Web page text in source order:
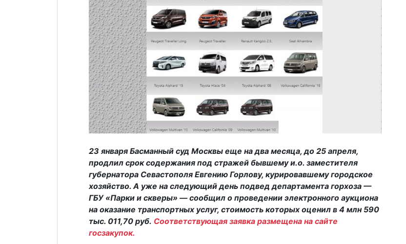
23 января Басманный суд Москвы еще на два месяца, до 25 апреля,
продлил срок содержания под стражей бывшему и.о. заместителя
губернатора Севастополя Евгению Горлову, курировавшему городское
хозяйство. А уже на следующий день подвед департамента горхоза —
ГБУ «Парки и скверы» — сообщил о проведении электронного аукциона
на оказание транспортных услуг, стоимость которых оценил в 4 млн 590
тыс. 011,70 руб. Соответствующая заявка размещена на сайте
госзакупок.